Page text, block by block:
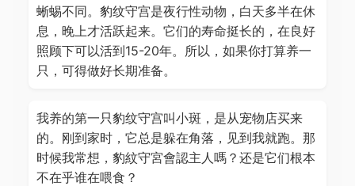
蜥蜴不同。豹纹守宫是夜行性动物，白天多半在休
息，晚上才活跃起来。它们的寿命挺长的，在良好
照顾下可以活到15-20年。所以，如果你打算养一
只，可得做好长期准备。
我养的第一只豹纹守宫叫小斑，是从宠物店买来
的。刚到家时，它总是躲在角落，见到我就跑。那
时候我常想，豹紋守宮會認主人嗎？还是它们根本
不在乎谁在喂食？